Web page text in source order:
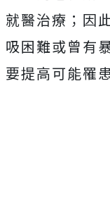
就醫治療；因
吸困難或曾有
要提高可能罹